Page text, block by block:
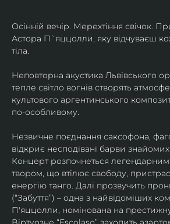
Осінній вечір. Мерехтіння свічок.
Астора П`яццолли, яку відчуваєш
тіла.
Неповторна акустика Львівського
тепле світло вогнів створять
культового аргентинського
по-особливому.
Незвичне поєднання саксофона,
відкриє несподівані барви
Концерт розпочнеться легендарним
твором, що втілює свободу,
енергію танго. Далі прозвучить
(“Забуття”) – одна з найвідоміших
П'яццолли, номінована на